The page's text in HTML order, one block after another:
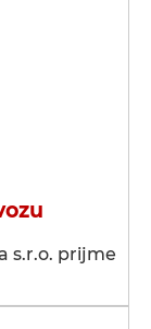
s.r.o. prijme